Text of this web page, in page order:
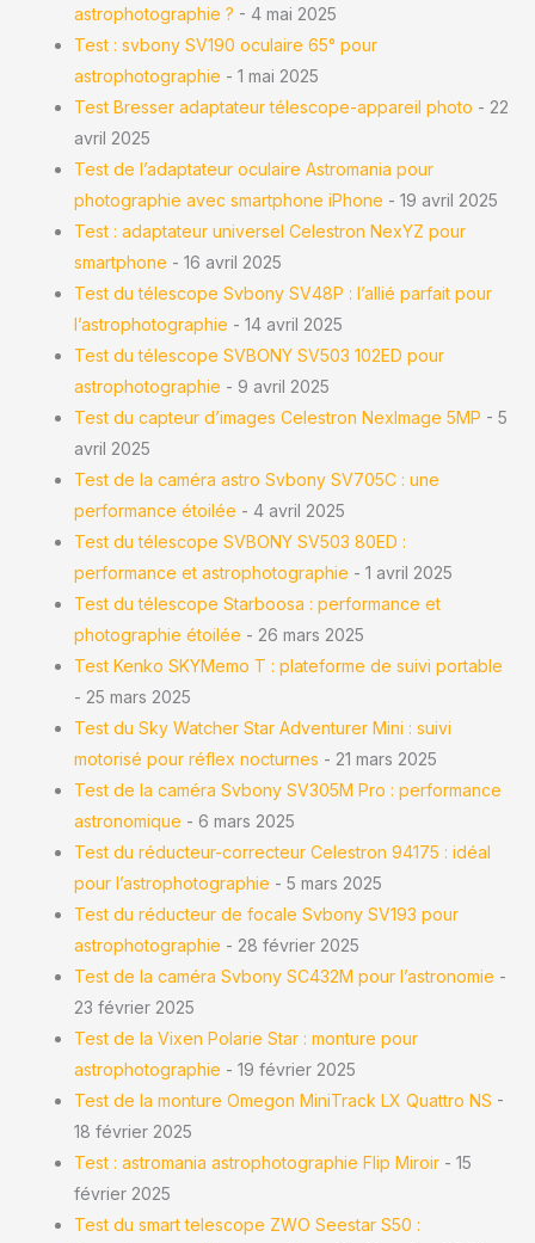
astrophotographie ? - 4 mai 2025
Test : svbony SV190 oculaire 65° pour
astrophotographie - 1 mai 2025
Test Bresser adaptateur télescope-appareil photo - 22
avril 2025
Test de l’adaptateur oculaire Astromania pour
photographie avec smartphone iPhone - 19 avril 2025
Test : adaptateur universel Celestron NexYZ pour
smartphone - 16 avril 2025
Test du télescope Svbony SV48P : l’allié parfait pour
l’astrophotographie - 14 avril 2025
Test du télescope SVBONY SV503 102ED pour
astrophotographie - 9 avril 2025
Test du capteur d’images Celestron NexImage 5MP - 5
avril 2025
Test de la caméra astro Svbony SV705C : une
performance étoilée - 4 avril 2025
Test du télescope SVBONY SV503 80ED :
performance et astrophotographie - 1 avril 2025
Test du télescope Starboosa : performance et
photographie étoilée - 26 mars 2025
Test Kenko SKYMemo T : plateforme de suivi portable
- 25 mars 2025
Test du Sky Watcher Star Adventurer Mini : suivi
motorisé pour réflex nocturnes - 21 mars 2025
Test de la caméra Svbony SV305M Pro : performance
astronomique - 6 mars 2025
Test du réducteur-correcteur Celestron 94175 : idéal
pour l’astrophotographie - 5 mars 2025
Test du réducteur de focale Svbony SV193 pour
astrophotographie - 28 février 2025
Test de la caméra Svbony SC432M pour l’astronomie -
23 février 2025
Test de la Vixen Polarie Star : monture pour
astrophotographie - 19 février 2025
Test de la monture Omegon MiniTrack LX Quattro NS -
18 février 2025
Test : astromania astrophotographie Flip Miroir - 15
février 2025
Test du smart telescope ZWO Seestar S50 :